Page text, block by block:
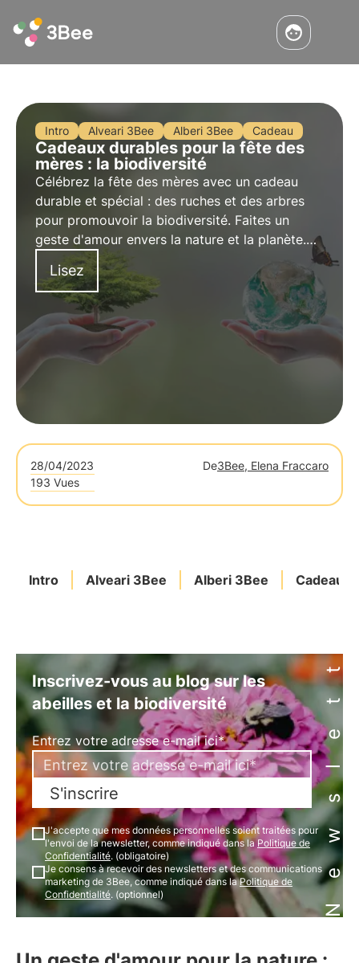
Intro Alveari 3Bee Alberi 3Bee Cadeau
Cadeaux durables pour la fête des
mères : la biodiversité
Célébrez la fête des mères avec un cadeau
durable et spécial : des ruches et des arbres
pour promouvoir la biodiversité. Faites un
geste d'amour envers la nature et la planète.
Lisez notre article pour trouver des conseils
utiles pour offrir à votre mère un cadeau 3Bee
original et respectueux de l'environnement.
Lisez
28/04/2023 De3Bee, Elena Fraccaro
193 Vues
Intro Alveari 3Bee Alberi 3Bee Cadeau
Newsletter
Inscrivez-vous au blog sur les
abeilles et la biodiversité
Entrez votre adresse e-mail ici*
S'inscrire
J'accepte que mes données personnelles soient traitées pour
l'envoi de la newsletter, comme indiqué dans laPolitique de
Confidentialité. (obligatoire)
Je consens à recevoir des newsletters et des communications
marketing de 3Bee, comme indiqué dans laPolitique de
Confidentialité. (optionnel)